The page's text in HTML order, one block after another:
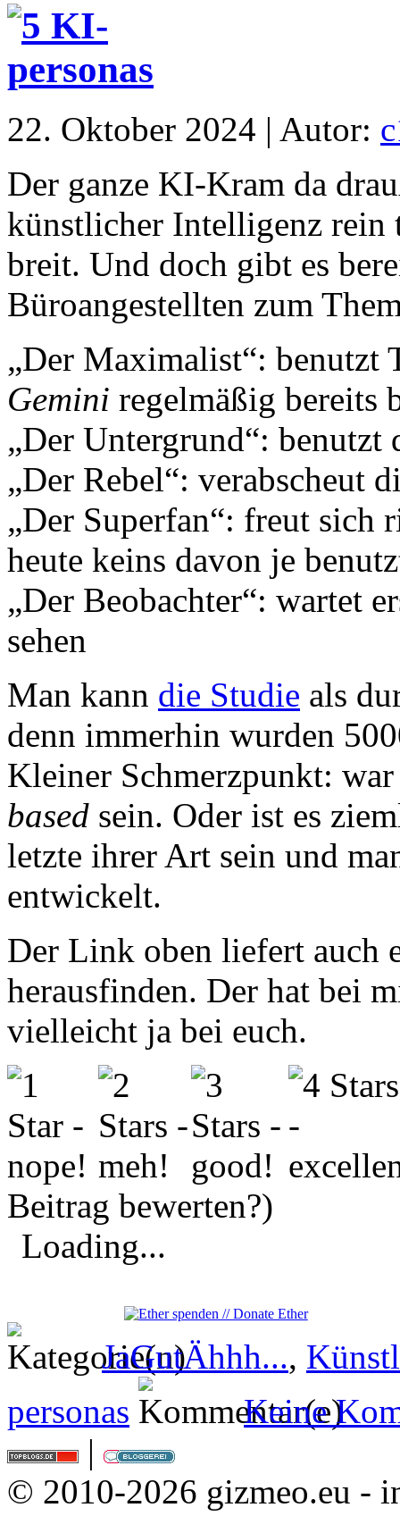
22. Oktober 2024 | Autor:
Der ganze KI-Kram da
künstlicher Intelligenz rein
breit. Und doch gibt es
Büroangestellten zum
„Der Maximalist“: benutzt
Gemini regelmäßig bereits
„Der Untergrund“: benutzt
„Der Rebel“: verabscheut
„Der Superfan“: freut sich
heute keins davon je
„Der Beobachter“: wartet
sehen
Man kann die Studie als
denn immerhin wurden
Kleiner Schmerzpunkt:
based sein. Oder ist es
letzte ihrer Art sein und
entwickelt.
Der Link oben liefert auch
herausfinden. Der hat bei
vielleicht ja bei euch.
Beitrag bewerten?)
Loading...
JaGutÄhhh...,
personas
Keine
|
© 2010-2026 gizmeo.eu -